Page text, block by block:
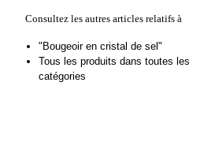
Consultez les autres articles relatifs à
"Bougeoir en cristal de sel"
Tous les produits dans toutes les
catégories